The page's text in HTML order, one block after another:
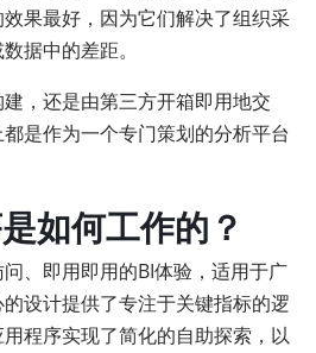
果最好，因为它们解决了组织采
据中的差距。
，还是由第三方开箱即用地交
是作为一个专门策划的分析平台
如何工作的？
、即用即用的BI体验，适用于广
设计提供了专注于关键指标的逻
程序实现了简化的自助探索，以